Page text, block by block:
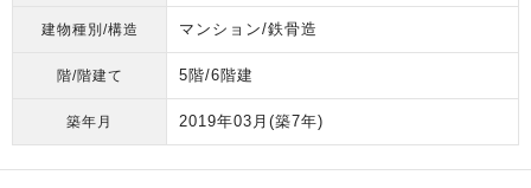
建物種別/構造 マンション/鉄骨造
階/階建て 5階/6階建
築年月 2019年03月 (築7年)